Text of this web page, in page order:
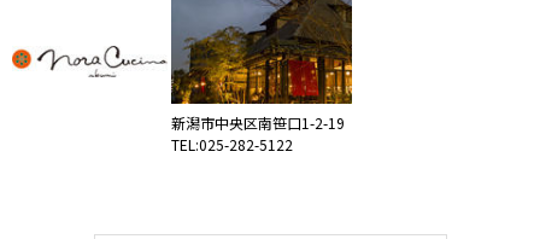
新潟市中央区南笹口1-2-19
TEL:025-282-5122